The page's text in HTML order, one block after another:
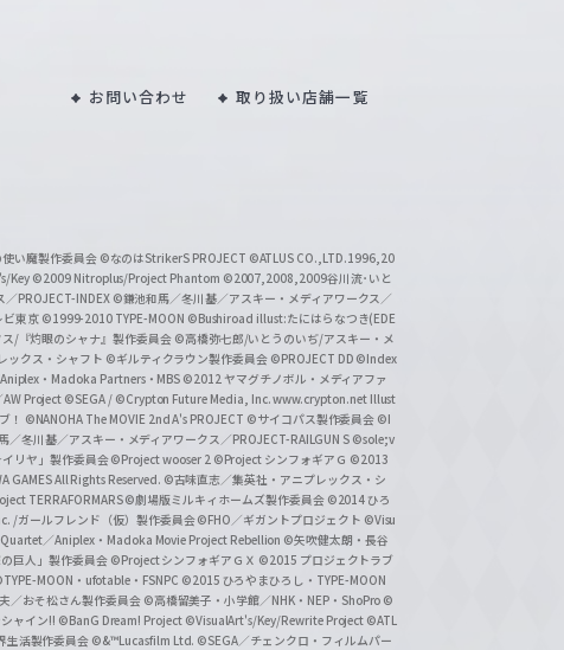
お問い合わせ 取り扱い店舗一覧
い魔製作委員会 ©なのはStrikerS PROJECT ©ATLUS CO.,LTD.1996,20
Key ©2009 Nitroplus/Project Phantom ©2007,2008,2009谷川流･いと
PROJECT-INDEX ©鎌池和馬／冬川基／アスキー・メディアワークス／
ビ東京 ©1999-2010 TYPE-MOON ©Bushiroad illust:たにはらなつき(EDE
/『灼眼のシャナ』製作委員会 ©高橋弥七郎/いとうのいぢ/アスキー・メ
ックス・シャフト ©ギルティクラウン製作委員会 ©PROJECT DD ©Index
・Madoka Partners・MBS ©2012 ヤマグチノボル・メディアファ
Project ©SEGA / ©Crypton Future Media, Inc. www.crypton.net Illust
！ ©NANOHA The MOVIE 2nd A's PROJECT ©サイコパス製作委員会 ©I
／冬川基／アスキー・メディアワークス／PROJECT-RAILGUN S ©sole;v
リヤ」製作委員会©Project wooser 2 ©Project シンフォギアＧ ©2013
GAMES All Rights Reserved. ©古味直志／集英社・アニプレックス・シ
TERRAFORMARS©劇場版ミルキィホームズ製作委員会 ©2014 ひろ
/ガールフレンド（仮）製作委員会©FHO／ギガントプロジェクト ©Visu
／Aniplex・Madoka Movie Project Rebellion ©矢吹健太朗・長谷
巨人」製作委員会 ©Project シンフォギアＧＸ ©2015 プロジェクトラブ
MOON・ufotable・FSNPC ©2015 ひろやまひろし・TYPE-MOON
／おそ松さん製作委員会 ©高橋留美子・小学館／NHK・NEP・ShoPro ©
ャイン!! ©BanG Dream! Project ©VisualArt's/Key/Rewrite Project ©ATL
生活製作委員会 ©&™Lucasfilm Ltd. ©SEGA／チェンクロ・フィルムパー